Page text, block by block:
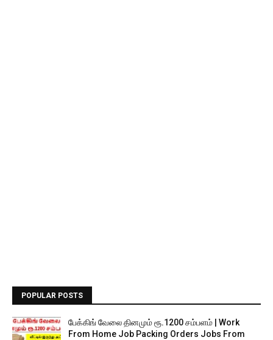
POPULAR POSTS
பேக்கிங் வேலை தினமும் ரூ.1200 சம்பளம் | Work
From Home Job Packing Orders Jobs From